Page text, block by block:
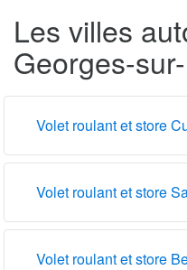
Les villes
Georges-
Volet roulant et store
Volet roulant et store
Volet roulant et store